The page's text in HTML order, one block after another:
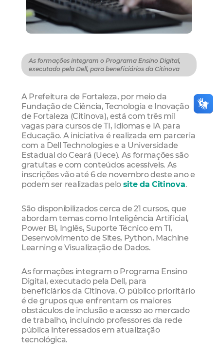
As formações integram o Programa Ensino Digital,
executado pela Dell, para beneficiários da Citinova
A Prefeitura de Fortaleza, por meio da
Fundação de Ciência, Tecnologia e Inovação
de Fortaleza (Citinova), está com três mil
vagas para cursos de TI, Idiomas e IA para
Educação. A iniciativa é realizada em parceria
com a Dell Technologies e a Universidade
Estadual do Ceará (Uece). As formações são
gratuitas e com conteúdos acessíveis. As
inscrições vão até 6 de novembro deste ano e
podem ser realizadas pelo site da Citinova.
São disponibilizados cerca de 21 cursos, que
abordam temas como Inteligência Artificial,
Power BI, Inglês, Suporte Técnico em TI,
Desenvolvimento de Sites, Python, Machine
Learning e Visualização de Dados.
As formações integram o Programa Ensino
Digital, executado pela Dell, para
beneficiários da Citinova. O público prioritário
é de grupos que enfrentam os maiores
obstáculos de inclusão e acesso ao mercado
de trabalho, incluindo professores da rede
pública interessados em atualização
tecnológica.